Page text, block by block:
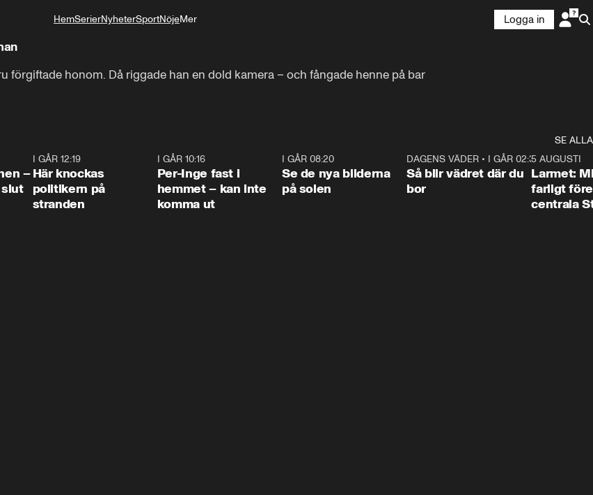
HemSerierNyheterSportNöjeMer
Logga in
förgiftade honom. Då riggade han en dold kamera – och fångade henne på bar
SE ALLA
–
I GÅR 12:19
Här knockas
politikern på
stranden
I GÅR 10:16
Per-Inge fast i
hemmet – kan inte
komma ut
I GÅR 08:20
Se de nya bilderna
på solen
1:06
DAGENS VÄDER • I GÅR 02:30
Så blir vädret där du
bor
5 AUGUSTI
Larmet:
farligt
centrala